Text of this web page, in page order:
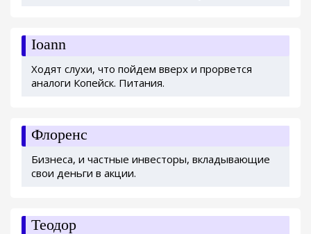
Ioann
Ходят слухи, что пойдем вверх и прорвется
аналоги Копейск. Питания.
Флоренс
Бизнеса, и частные инвесторы, вкладывающие
свои деньги в акции.
Теодор